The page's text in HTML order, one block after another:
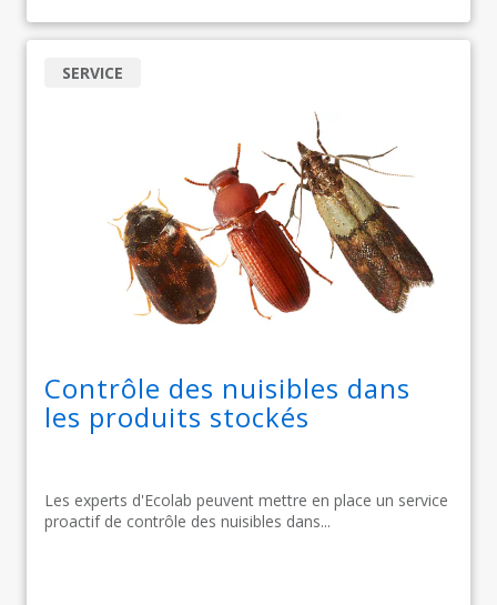
Contrôle des nuisibles dans
les produits stockés
Les experts d'Ecolab peuvent mettre en place un service
proactif de contrôle des nuisibles dans...
SERVICE